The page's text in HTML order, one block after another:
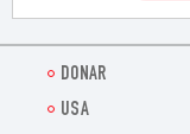
DONAR
USA